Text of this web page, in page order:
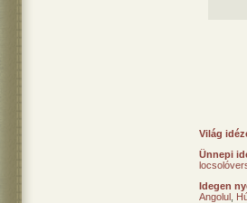
Világ
Ünnepi
Idegen
Angolul